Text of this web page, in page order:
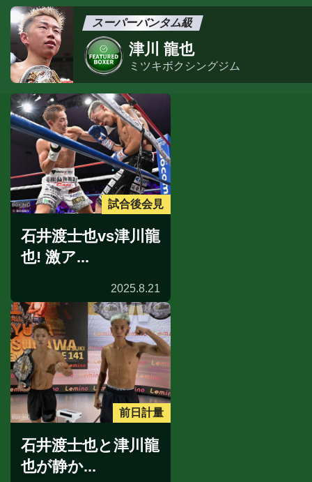
スーパーバンタム級
津川 龍也
ミツキボクシングジム
試合後会見
石井渡士也vs津川龍
也! 激ア...
2025.8.21
前日計量
石井渡士也と津川龍
也が静か...